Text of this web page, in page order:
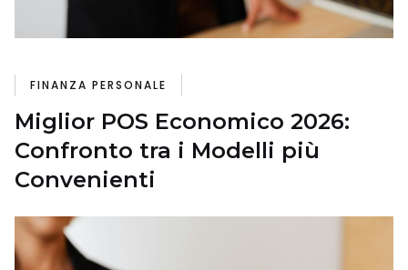
FINANZA PERSONALE
Miglior POS Economico 2026:
Confronto tra i Modelli più
Convenienti